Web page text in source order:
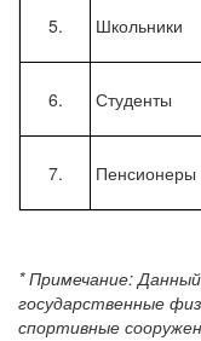
5. Школьники
6. Студенты
7. Пенсионеры
* Примечание:
государственные
спортивные